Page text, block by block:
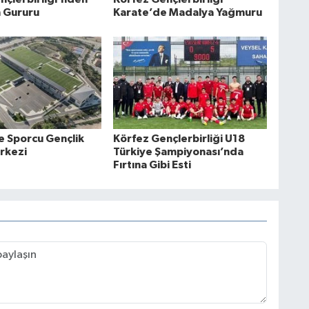
Gururu
Karate’de Madalya Yağmuru
Sporcu Gençlik
Körfez Gençlerbirliği U18
Türkiye Şampiyonası’nda
Fırtına Gibi Esti